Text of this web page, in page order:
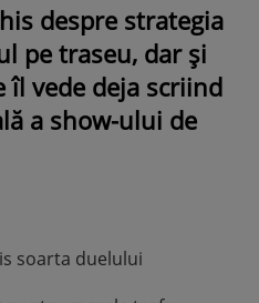
despre strategia
pe traseu, dar și
îl vede deja scriind
a show-ului de
soarta duelului